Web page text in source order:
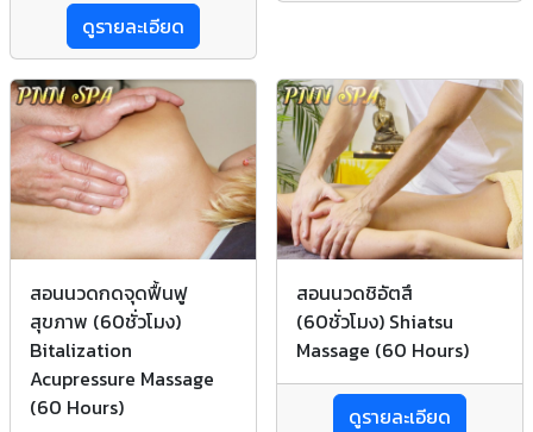
ดูรายละเอียด
สอนนวดกดจุดฟื้นฟู
สุขภาพ (60ชั่วโมง)
Bitalization
Acupressure Massage
(60 Hours)
สอนนวดชิอัตสึ
(60ชั่วโมง) Shiatsu
Massage (60 Hours)
ดูรายละเอียด